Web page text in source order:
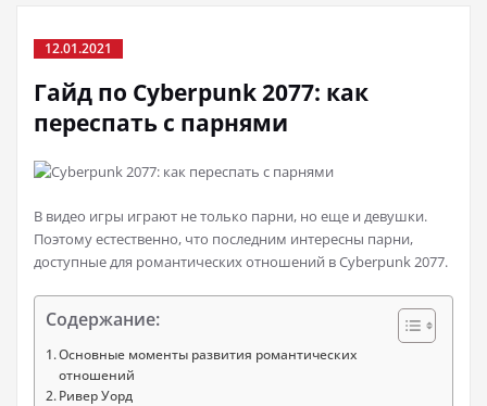
12.01.2021
Гайд по Cyberpunk 2077: как
переспать с парнями
В видео игры играют не только парни, но еще и девушки.
Поэтому естественно, что последним интересны парни,
доступные для романтических отношений в Cyberpunk 2077.
Содержание:
Основные моменты развития романтических
отношений
Ривер Уорд